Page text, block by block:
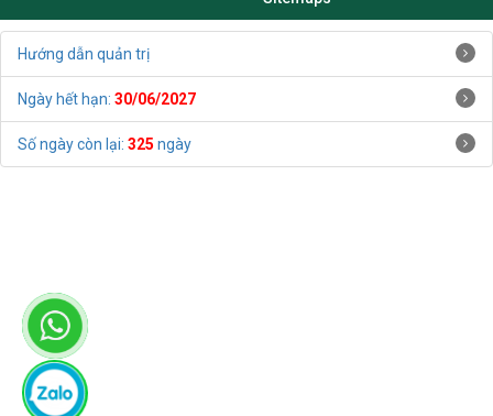
Sitemaps
Hướng dẫn quản trị
Ngày hết hạn:
Số ngày còn lại: ngày